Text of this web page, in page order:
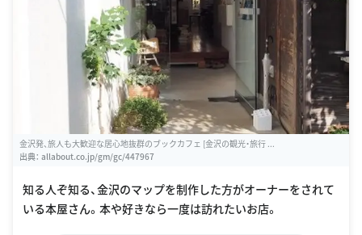
金沢発、旅人も大歓迎な居心地抜群のブックカフェ [金沢の観光・旅行 ...
出典： allabout.co.jp/gm/gc/447967
知る人ぞ知る、金沢のマップを制作した方がオーナーをされて
いる本屋さん。本や好きなら一度は訪れたいお店。